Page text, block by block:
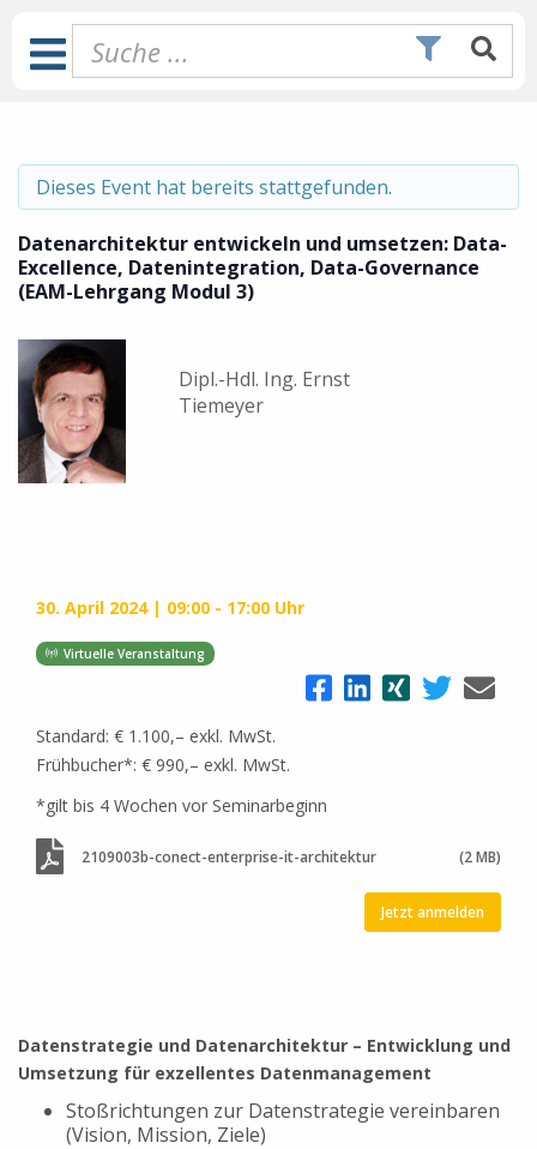
Inhalt
springen
Toggle
Navigation
Dieses Event hat bereits stattgefunden.
Datenarchitektur entwickeln und umsetzen: Data-
Excellence, Datenintegration, Data-Governance
(EAM-Lehrgang Modul 3)
Dipl.-Hdl. Ing. Ernst
Tiemeyer
30. April 2024 09:00 - 17:00 Uhr
Virtuelle Veranstaltung
Standard: € 1.100,– exkl. MwSt.
Frühbucher*: € 990,– exkl. MwSt.
*gilt bis 4 Wochen vor Seminarbeginn
2109003b-conect-enterprise-it-architektur (2 MB)
Jetzt anmelden
Datenstrategie und Datenarchitektur – Entwicklung und
Umsetzung für exzellentes Datenmanagement
Stoßrichtungen zur Datenstrategie vereinbaren
(Vision, Mission, Ziele)